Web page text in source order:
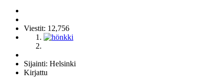
Viestit: 12,756
Sijainti: Helsinki
Kirjattu